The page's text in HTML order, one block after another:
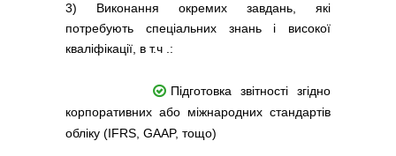
3) Виконання окремих завдань, які
потребують спеціальних знань і високої
кваліфікації, в т.ч .:
Підготовка звітності згідно
корпоративних або міжнародних стандартів
обліку (IFRS, GAAP, тощо)